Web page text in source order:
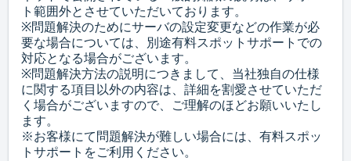
ト範囲外とさせていただいております。
※問題解決のためにサーバの設定変更などの作業が必
要な場合については、別途有料スポットサポートでの
対応となる場合がございます。
※問題解決方法の説明につきまして、当社独自の仕様
に関する項目以外の内容は、詳細を割愛させていただ
く場合がございますので、ご理解のほどお願いいたし
ます。
※お客様にて問題解決が難しい場合には、有料スポッ
トサポートをご利用ください。